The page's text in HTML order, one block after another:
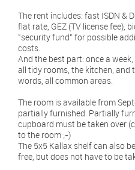
The rent includes: fast ISDN &
flat rate, GEZ (TV license fee),
"security fund" for possible
costs.
And the best part: once a
all tidy rooms, the kitchen,
words, all common areas.
The room is available from
partially furnished. Partially
cupboard must be taken over
to the room ;-)
The 5x5 Kallax shelf can also
free, but does not have to be